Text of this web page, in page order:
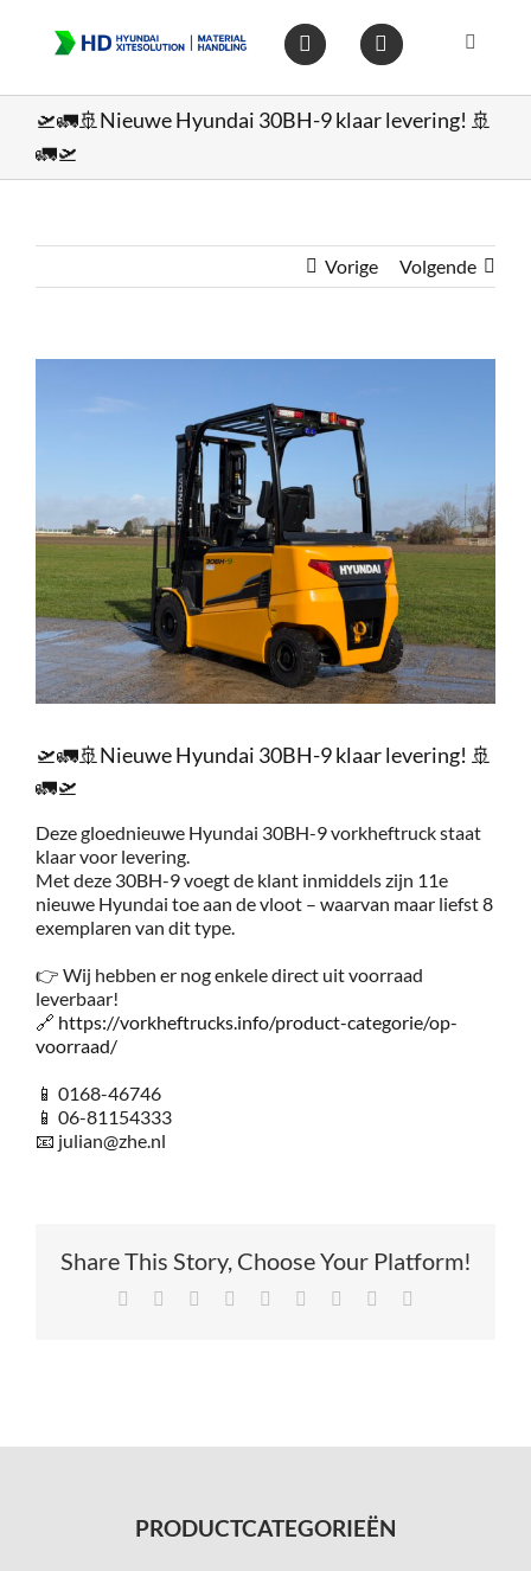
inhoud
Toggle
Services
Contact
🛫🚛🚢Nieuwe Hyundai 30BH-9 klaar levering! 🚢
🚛🛫
Vorige Volgende
🛫🚛🚢Nieuwe Hyundai 30BH-9 klaar levering! 🚢
🚛🛫
Deze gloednieuwe Hyundai 30BH-9 vorkheftruck staat
klaar voor levering.
Met deze 30BH-9 voegt de klant inmiddels zijn 11e
nieuwe Hyundai toe aan de vloot – waarvan maar liefst 8
exemplaren van dit type.
👉 Wij hebben er nog enkele direct uit voorraad
leverbaar!
🔗 https://vorkheftrucks.info/product-categorie/op-
voorraad/
📱 0168-46746
📱 06-81154333
📧 julian@zhe.nl
Share This Story, Choose Your Platform!
Facebook Reddit LinkedIn
TumblrPinterest Xing
PRODUCTCATEGORIEËN